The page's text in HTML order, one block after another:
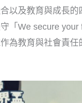
以及教育與成長
「We secure
為教育與社會責任